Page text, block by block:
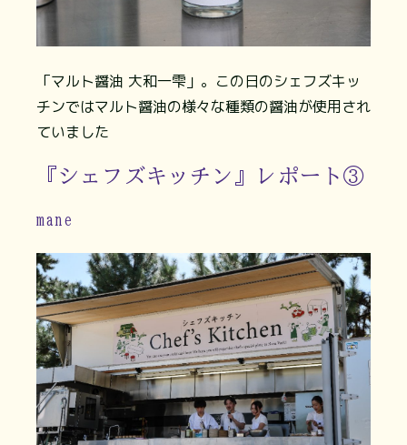
「マルト醤油 大和一雫」。この日のシェフズキッ
チンではマルト醤油の様々な種類の醤油が使用され
ていました
『シェフズキッチン』レポート③
mane